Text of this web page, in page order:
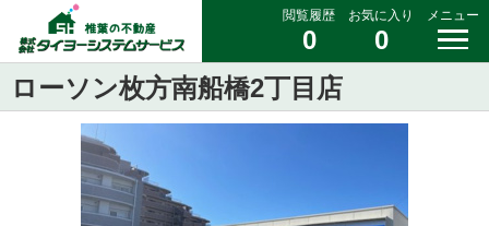
閲覧履歴
0
お気に入り
0
メニュー
ローソン枚方南船橋2丁目店